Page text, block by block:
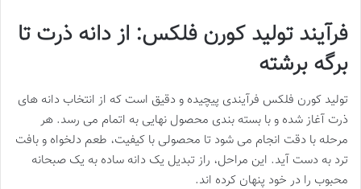
فرآیند تولید کورن فلکس: از دانه ذرت تا
برگه برشته
تولید کورن فلکس فرآیندی پیچیده و دقیق است که از انتخاب دانه های
ذرت آغاز شده و با بسته بندی محصول نهایی به اتمام می رسد. هر
مرحله با دقت انجام می شود تا محصولی با کیفیت، طعم دلخواه و بافت
ترد به دست آید. این مراحل، راز تبدیل یک دانه ساده به یک صبحانه
محبوب را در خود پنهان کرده اند.